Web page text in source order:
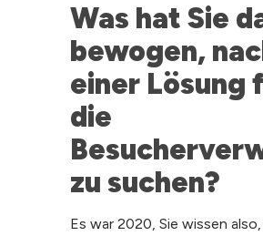
Was hat Sie
bewogen,
einer Lösung
die
zu suchen?
Es war 2020, Sie wissen